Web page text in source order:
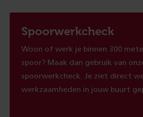
Spoorwerkcheck
Woon of werk je binnen 300
spoor? Maak dan gebruik van
spoorwerkcheck. Je ziet direct
werkzaamheden in jouw buurt